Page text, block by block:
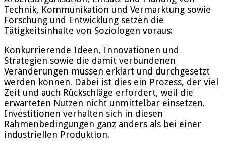
Technik, Kommunikation und Vermarktung sowie
Forschung und Entwicklung setzen die
Tätigkeitsinhalte von Soziologen voraus:
Konkurrierende Ideen, Innovationen und
Strategien sowie die damit verbundenen
Veränderungen müssen erklärt und durchgesetzt
werden können. Dabei ist dies ein Prozess, der viel
Zeit und auch Rückschläge erfordert, weil die
erwarteten Nutzen nicht unmittelbar einsetzen.
Investitionen verhalten sich in diesen
Rahmenbedingungen ganz anders als bei einer
industriellen Produktion.